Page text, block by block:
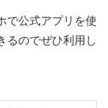
で公式アプリを使
るのでぜひ利用し